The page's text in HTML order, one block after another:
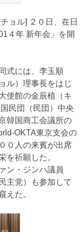
ョル] ２０日、在日
４年 新年会」を開
式には、李玉順
ル）理事長をはじ
使館の金辰植（キ
民団（民団）中央
韓国商工会議所の
OKTA東京支会の
０人の来賓が出席
を祈願した。
ン・ジンハ議員
主党）も参加して
えた。